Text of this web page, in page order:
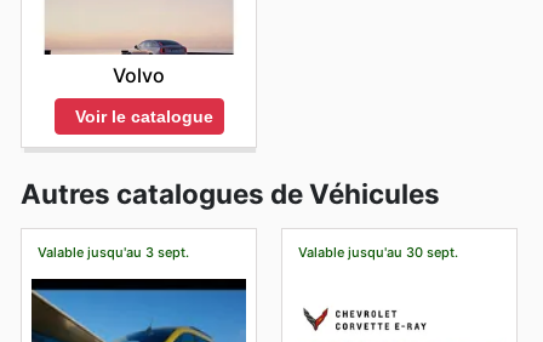
Volvo
Voir le catalogue
Autres catalogues de Véhicules
Valable jusqu'au 3 sept. Valable jusqu'au 30 sept.